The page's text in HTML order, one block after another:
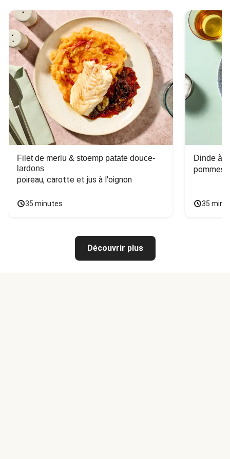
Filet de merlu & stoemp patate douce-
lardons
poireau, carotte et jus à l'oignon
35 minutes
Dinde à
pommes
35
Découvrir plus